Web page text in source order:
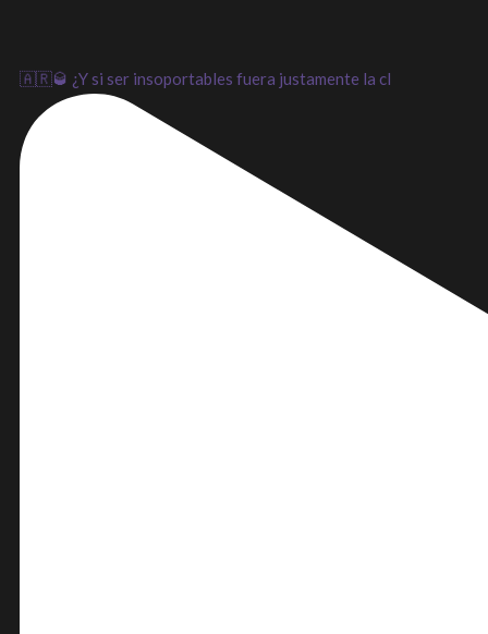
🇦🇷🥃 ¿Y si ser insoportables fuera justamente la cl